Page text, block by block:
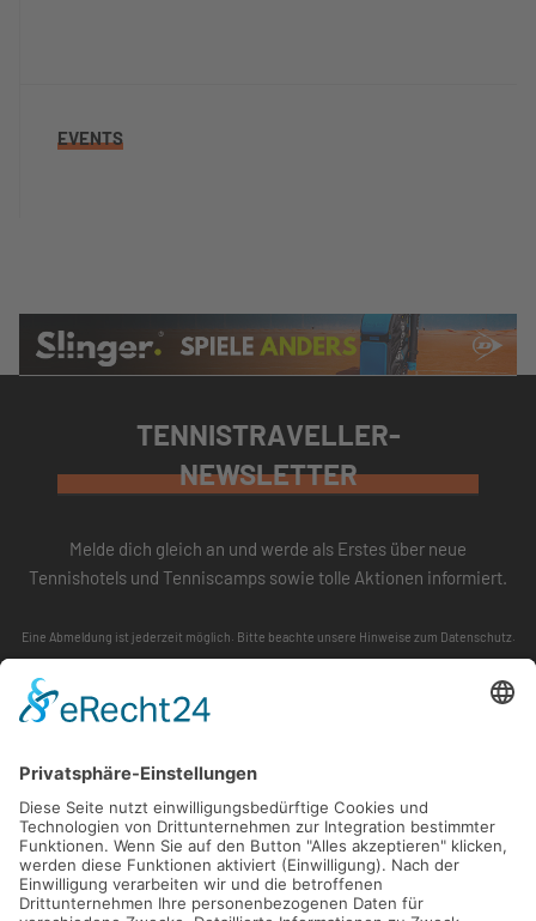
EVENTS
TENNISTRAVELLER-
NEWSLETTER
Melde dich gleich an und werde als Erstes über neue
Tennishotels und Tenniscamps sowie tolle Aktionen informiert.
Eine Abmeldung ist jederzeit möglich. Bitte beachte unsere Hinweise zum Datenschutz.
ABONNIEREN